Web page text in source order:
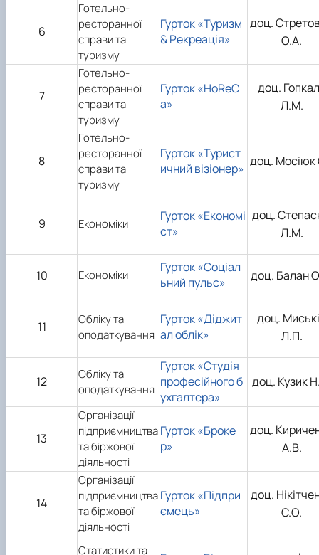
6
Готельно-
ресторанної
справи та
туризму
Гурток «Туризм
& Рекреація»
доц.
О.А.
7
Готельно-
ресторанної
справи та
туризму
Гурток «HoReC
a»
доц.
Л.М.
8
Готельно-
ресторанної
справи та
туризму
Гурток «Турист
ичний візіонер» доц. Мосіюк
9 Економіки
Гурток «Економі
ст»
доц.
Л.М.
10 Економіки
Гурток «Соціал
ьний пульс»
доц. Балан
11
Обліку та
оподаткування
Гурток «Діджит
ал облік»
доц.
Л.П.
12
Обліку та
оподаткування
Гурток «Студія
професійного б
ухгалтера»
доц. Кузик
13
Організації
підприємництва
та біржової
діяльності
Гурток «Броке
р»
доц.
А.В.
14
Організації
підприємництва
та біржової
діяльності
Гурток «Підпри
ємець»
доц.
С.О.
Статистики та